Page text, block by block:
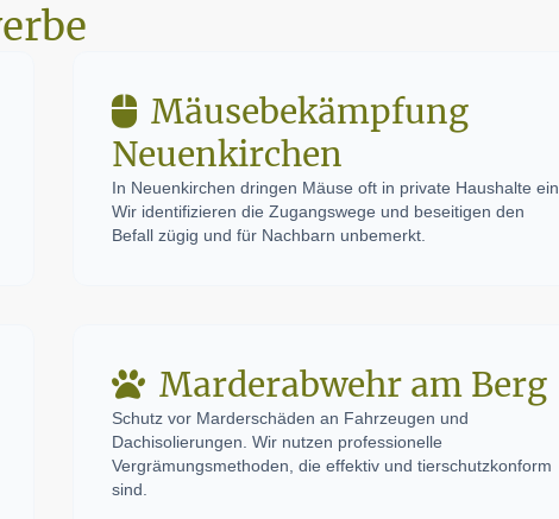
Mäusebekämpfung
Neuenkirchen
In Neuenkirchen dringen Mäuse oft in private Haushalte ein.
Wir identifizieren die Zugangswege und beseitigen den
Befall zügig und für Nachbarn unbemerkt.
Marderabwehr am Berg
Schutz vor Marderschäden an Fahrzeugen und
Dachisolierungen. Wir nutzen professionelle
Vergrämungsmethoden, die effektiv und tierschutzkonform
sind.